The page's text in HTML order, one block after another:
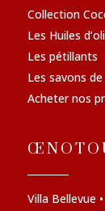
Collection
Les Huiles
Les pétillants
Les savons
Acheter nos
Villa Bellevue